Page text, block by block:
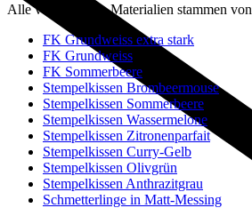
Alle verwendeten Materialien stammen von
FK Grundweiss extra stark
FK Grundweiss
FK Sommerbeere
Stempelkissen Brombeermouse
Stempelkissen Sommerbeere
Stempelkissen Wassermelone
Stempelkissen Zitronenparfait
Stempelkissen Curry-Gelb
Stempelkissen Olivgrün
Stempelkissen Anthrazitgrau
Schmetterlinge in Matt-Messing